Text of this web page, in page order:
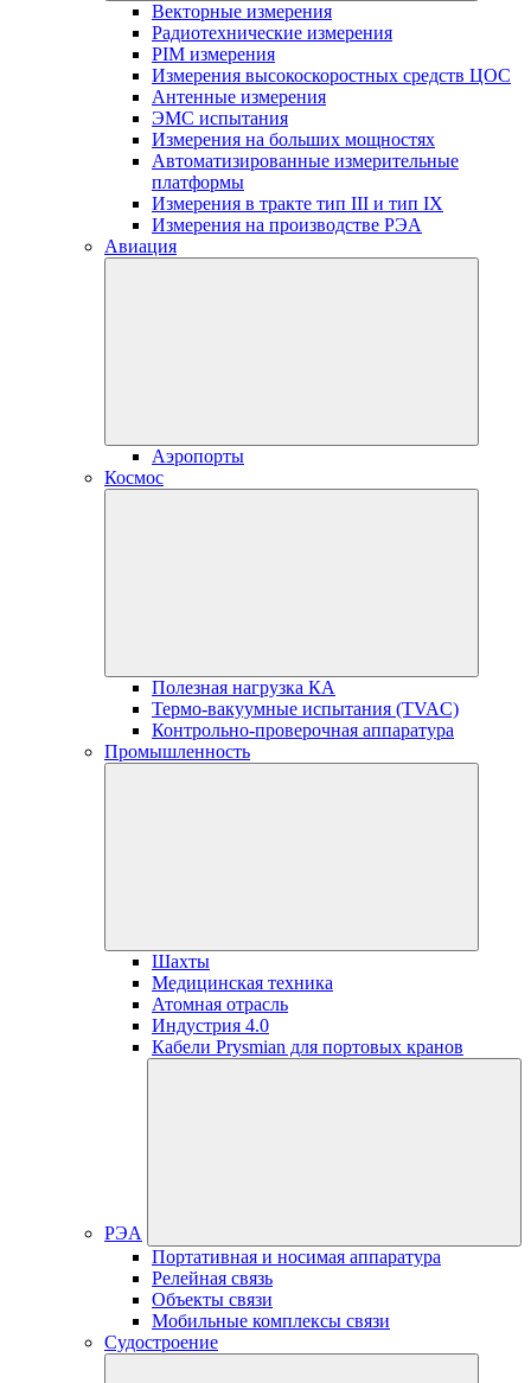
Векторные измерения
Радиотехнические измерения
PIM измерения
Измерения высокоскоростных средств ЦОС
Антенные измерения
ЭМС испытания
Измерения на больших мощностях
Автоматизированные измерительные
платформы
Измерения в тракте тип III и тип IX
Измерения на производстве РЭА
Авиация
Аэропорты
Космос
Полезная нагрузка КА
Термо-вакуумные испытания (TVAC)
Контрольно-проверочная аппаратура
Промышленность
Шахты
Медицинская техника
Атомная отрасль
Индустрия 4.0
Кабели Prysmian для портовых кранов
РЭА
Портативная и носимая аппаратура
Релейная связь
Объекты связи
Мобильные комплексы связи
Судостроение